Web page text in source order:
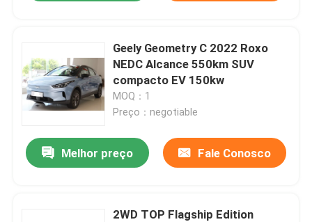
Geely Geometry C 2022 Roxo
NEDC Alcance 550km SUV
compacto EV 150kw
MOQ：1
Preço：negotiable
Melhor preço Fale Conosco
2WD TOP Flagship Edition